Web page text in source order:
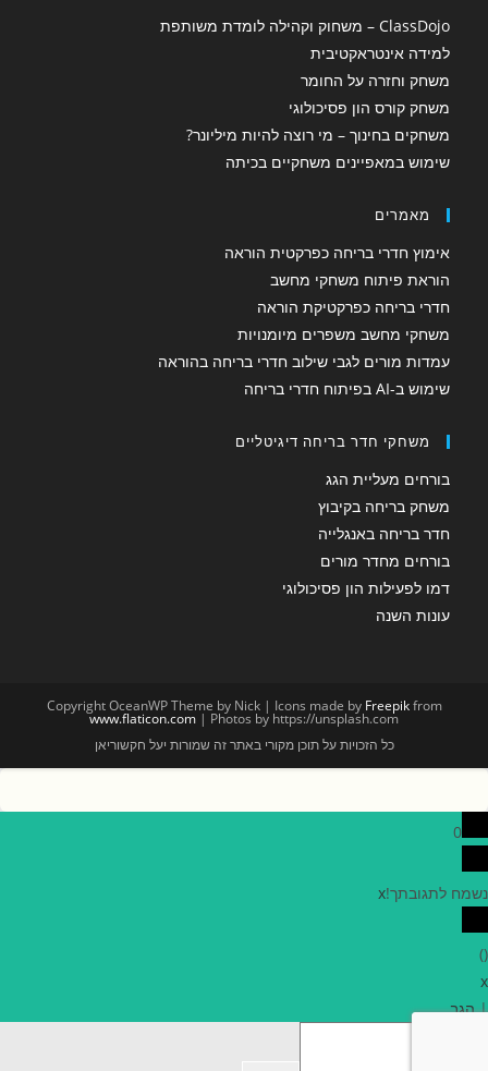
ClassDojo – משחוק וקהילה לומדת משותפת
למידה אינטראקטיבית
משחק וחזרה על החומר
משחק קורס הון פסיכולוגי
משחקים בחינוך – מי רוצה להיות מיליונר?
שימוש במאפיינים משחקיים בכיתה
מאמרים
אימוץ חדרי בריחה כפרקטית הוראה
הוראת פיתוח משחקי מחשב
חדרי בריחה כפרקטיקת הוראה
משחקי מחשב משפרים מיומנויות
עמדות מורים לגבי שילוב חדרי בריחה בהוראה
שימוש ב-AI בפיתוח חדרי בריחה
משחקי חדר בריחה דיגיטליים
בורחים מעליית הגג
משחק בריחה בקיבוץ
חדר בריחה באנגלייה
בורחים מחדר מורים
דמו לפעילות הון פסיכולוגי
עונות השנה
Copyright OceanWP Theme by Nick | Icons made by Freepikfrom
www.flaticon.com | Photos by https://unsplash.com
כל הזכויות על תוכן מקורי באתר זה שמורות יעל חקשוריאן
0
נשמח לתגובתך!x
(
)
x
|הגב